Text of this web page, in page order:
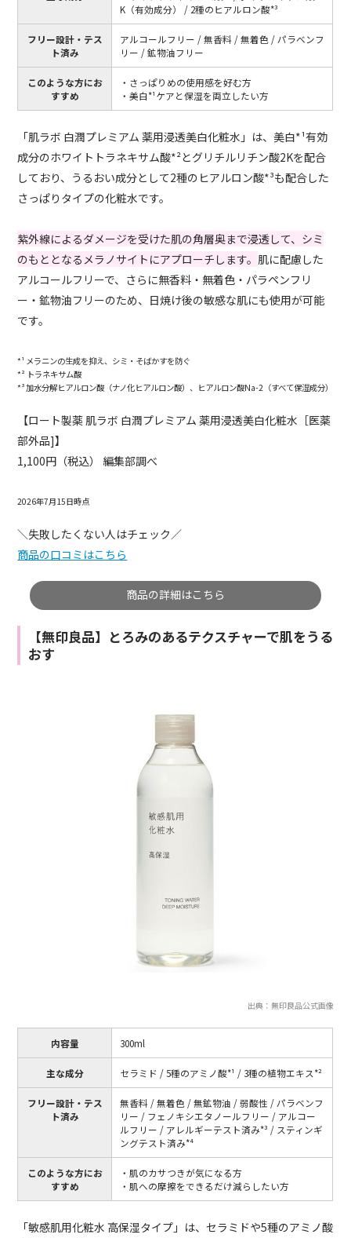
K（有効成分） / 2種のヒアルロン酸*³
フリー設計・テス
ト済み
アルコールフリー / 無香料 / 無着色 / パラベンフ
リー / 鉱物油フリー
このような方にお
すすめ
・さっぱりめの使用感を好む方
・美白*¹ケアと保湿を両立したい方
「肌ラボ 白潤プレミアム 薬用浸透美白化粧水」は、美白*¹有効
成分のホワイトトラネキサム酸*²とグリチルリチン酸2Kを配合
しており、うるおい成分として2種のヒアルロン酸*³も配合した
さっぱりタイプの化粧水です。
紫外線によるダメージを受けた肌の角層奥まで浸透して、シミ
のもととなるメラノサイトにアプローチします。 肌に配慮した
アルコールフリーで、さらに無香料・無着色・パラペンフリ
ー・鉱物油フリーのため、日焼け後の敏感な肌にも使用が可能
です。
*¹ メラニンの生成を抑え、シミ・そばかすを防ぐ
*² トラネキサム酸
*³ 加水分解ヒアルロン酸（ナノ化ヒアルロン酸）、ヒアルロン酸Na-2（すべて保湿成分）
【ロート製薬 肌ラボ 白潤プレミアム 薬用浸透美白化粧水［医薬
部外品]】
1,100円（税込） 編集部調べ
2026年7月15日時点
＼失敗したくない人はチェック／
商品の口コミはこちら
商品の詳細はこちら
【無印良品】とろみのあるテクスチャーで肌をうる
おす
出典：無印良品公式画像
内容量 300ml
主な成分 セラミド / 5種のアミノ酸*¹ / 3種の植物エキス*²
フリー設計・テス
ト済み
無香料 / 無着色 / 無鉱物油 / 弱酸性 / パラベンフ
リー / フェノキシエタノールフリー / アルコー
ルフリー / アレルギーテスト済み*³ / スティンギ
ングテスト済み*⁴
このような方にお
すすめ
・肌のカサつきが気になる方
・肌への摩擦をできるだけ減らしたい方
「敏感肌用化粧水 高保湿タイプ」は、セラミドや5種のアミノ酸